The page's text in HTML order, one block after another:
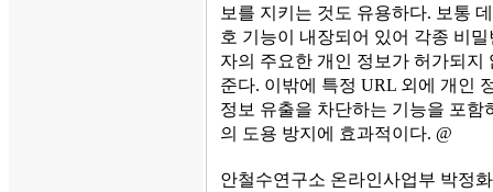
보를 지키는 것도 유용하다. 보통
호 기능이 내장되어 있어 각종 비
자의 주요한 개인 정보가 허가되
준다. 이밖에 특정 URL 외에 개인
정보 유출을 차단하는 기능을 포
의 도용 방지에 효과적이다. @
안철수연구소 온라인사업부 박정화